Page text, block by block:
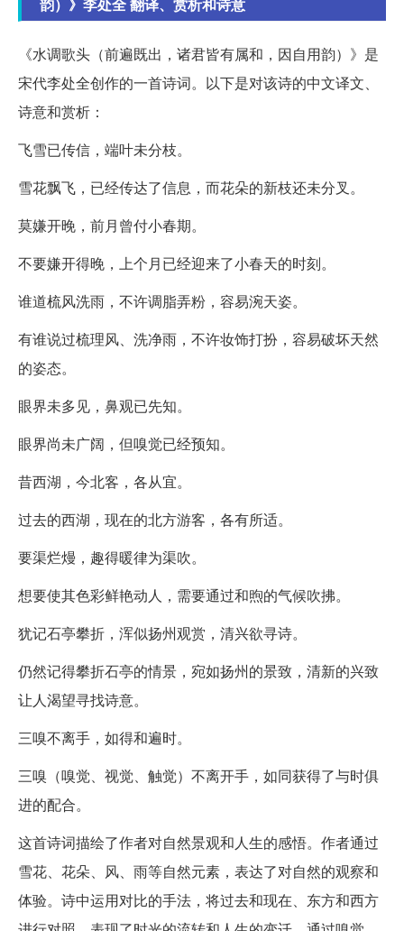
《水调歌头（前遍既出，诸君皆有属和，因自用韵）》是
宋代李处全创作的一首诗词。以下是对该诗的中文译文、
诗意和赏析：
飞雪已传信，端叶未分枝。
雪花飘飞，已经传达了信息，而花朵的新枝还未分叉。
莫嫌开晚，前月曾付小春期。
不要嫌开得晚，上个月已经迎来了小春天的时刻。
谁道梳风洗雨，不许调脂弄粉，容易涴天姿。
有谁说过梳理风、洗净雨，不许妆饰打扮，容易破坏天然
的姿态。
眼界未多见，鼻观已先知。
眼界尚未广阔，但嗅觉已经预知。
昔西湖，今北客，各从宜。
过去的西湖，现在的北方游客，各有所适。
要渠烂熳，趣得暖律为渠吹。
想要使其色彩鲜艳动人，需要通过和煦的气候吹拂。
犹记石亭攀折，浑似扬州观赏，清兴欲寻诗。
仍然记得攀折石亭的情景，宛如扬州的景致，清新的兴致
让人渴望寻找诗意。
三嗅不离手，如得和遍时。
三嗅（嗅觉、视觉、触觉）不离开手，如同获得了与时俱
进的配合。
这首诗词描绘了作者对自然景观和人生的感悟。作者通过
雪花、花朵、风、雨等自然元素，表达了对自然的观察和
体验。诗中运用对比的手法，将过去和现在、东方和西方